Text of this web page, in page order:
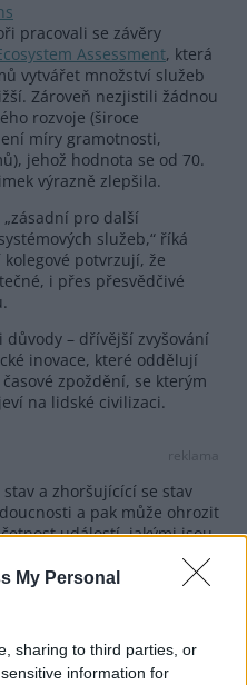
My Personal
sharing to third parties, or
information for
pracovali se závěry
Assessment, která
vytvářet množství služeb
Zároveň nezjistili žádnou
rozvoje (široce
míry gramotnosti,
jehož hodnota se od 70.
výrazně zlepšila.
pro další
služeb,“ říká
potvrzují, že
i přes přesvědčivé
– dřívější zvyšování
inovace, které oddělují
zpoždění, se kterým
na lidské civilizaci.
reklama
a zhoršujícící se stav
a pak může ohrozit
událostí, jakými jsou
a lokální ochranu,
zveřejněném 1. 9. 2010 .